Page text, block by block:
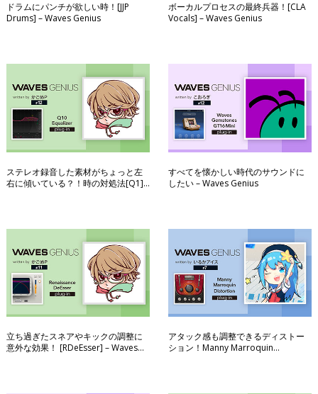
ドラムにパンチが欲しい時！[JJP
Drums] – Waves Genius
ボーカルプロセスの最終兵器！[CLA
Vocals] – Waves Genius
ステレオ録音した素材がちょっと左
右に傾いている？！時の対処法[Q1] –
すべてを懐かしい時代のサウンドに
したい – Waves Genius
立ち過ぎたスネアやキックの調整に
意外な効果！ [RDeEsser] – Waves
アタック感も調整できるディストー
ション！Manny Marroquin